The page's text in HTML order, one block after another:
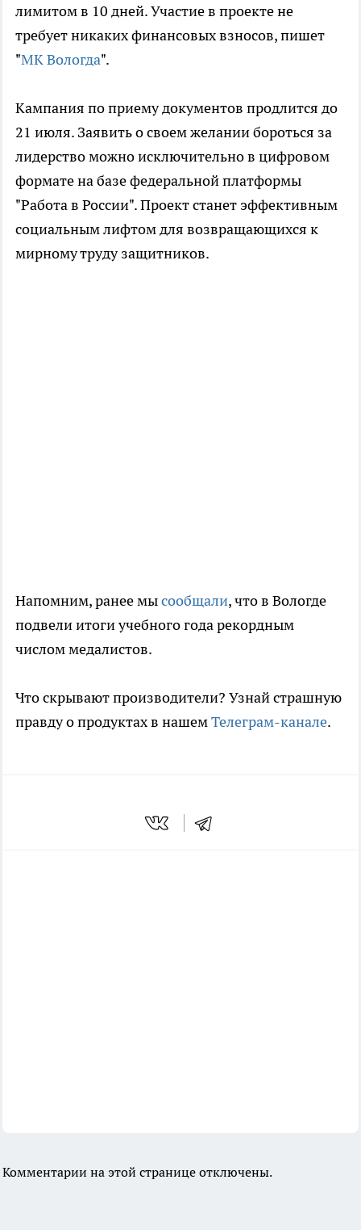
лимитом в 10 дней. Участие в проекте не
требует никаких финансовых взносов, пишет
"МК Вологда".
Кампания по приему документов продлится до
21 июля. Заявить о своем желании бороться за
лидерство можно исключительно в цифровом
формате на базе федеральной платформы
"Работа в России". Проект станет эффективным
социальным лифтом для возвращающихся к
мирному труду защитников.
Напомним, ранее мысообщали, что в Вологде
подвели итоги учебного года рекордным
числом медалистов.
Что скрывают производители? Узнай страшную
правду о продуктах в нашемТелеграм-канале.
Комментарии на этой странице отключены.